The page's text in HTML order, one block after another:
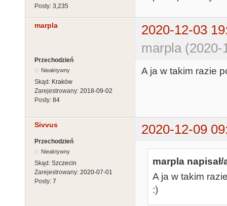
Posty: 3,235
marpla
2020-12-03
marpla (2020-
Przechodzień
Nieaktywny
Skąd: Kraków
Zarejestrowany: 2018-09-02
Posty: 84
A ja w takim razie
Sivvus 2020-12-09
Przechodzień
Nieaktywny
Skąd: Szczecin
Zarejestrowany: 2020-07-01
Posty: 7
marpla napisał/
A ja w takim
:)